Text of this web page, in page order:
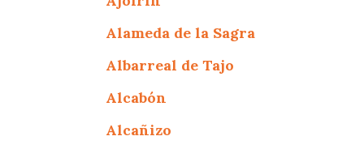
Alameda de la Sagra
Albarreal de Tajo
Alcabón
Alcañizo